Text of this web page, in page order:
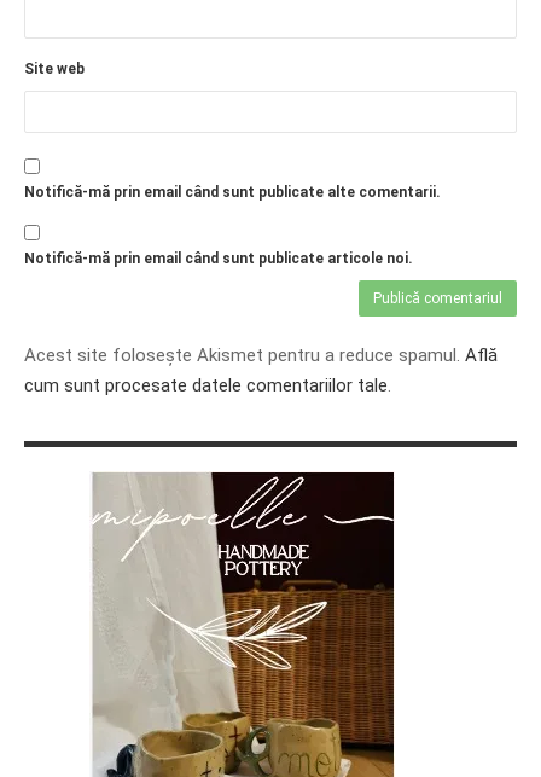
Site web
Notifică-mă prin email când sunt publicate alte comentarii.
Notifică-mă prin email când sunt publicate articole noi.
Acest site folosește Akismet pentru a reduce spamul. Află
cum sunt procesate datele comentariilor tale.